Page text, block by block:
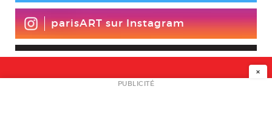
parisART sur Instagram
NEWSLETTER
×
PUBLICITÉ